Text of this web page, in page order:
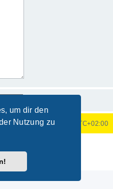
um dir den
Nutzung zu
Alle Zeiten sind UTC+02:00
durchphpBB.de